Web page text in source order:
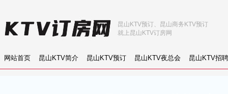
网站首页 昆山KTV简介 昆山KTV预订 昆山KTV夜总会 昆山KTV招聘
昆山KTV预订、昆山商务KTV预订
就上昆山KTV订房网